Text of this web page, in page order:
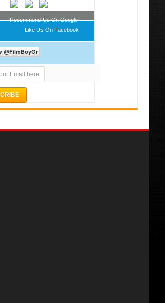
Recommend Us On Google
Like Us On Facebook